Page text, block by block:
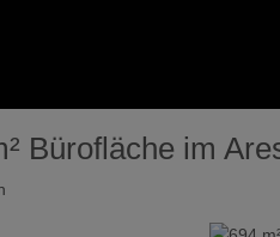
Bürofläche im